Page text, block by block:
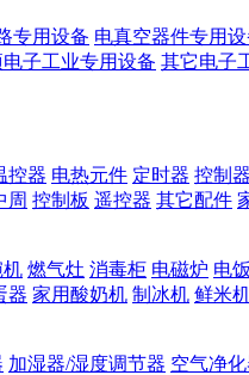
专用设备 电真空器件专用
子工业专用设备 其它电子
控器 电热元件 定时器 控制器
周 控制板 遥控器 其它配件
机 燃气灶 消毒柜 电磁炉 电
器 家用酸奶机 制冰机 鲜米
加湿器/湿度调节器 空气净